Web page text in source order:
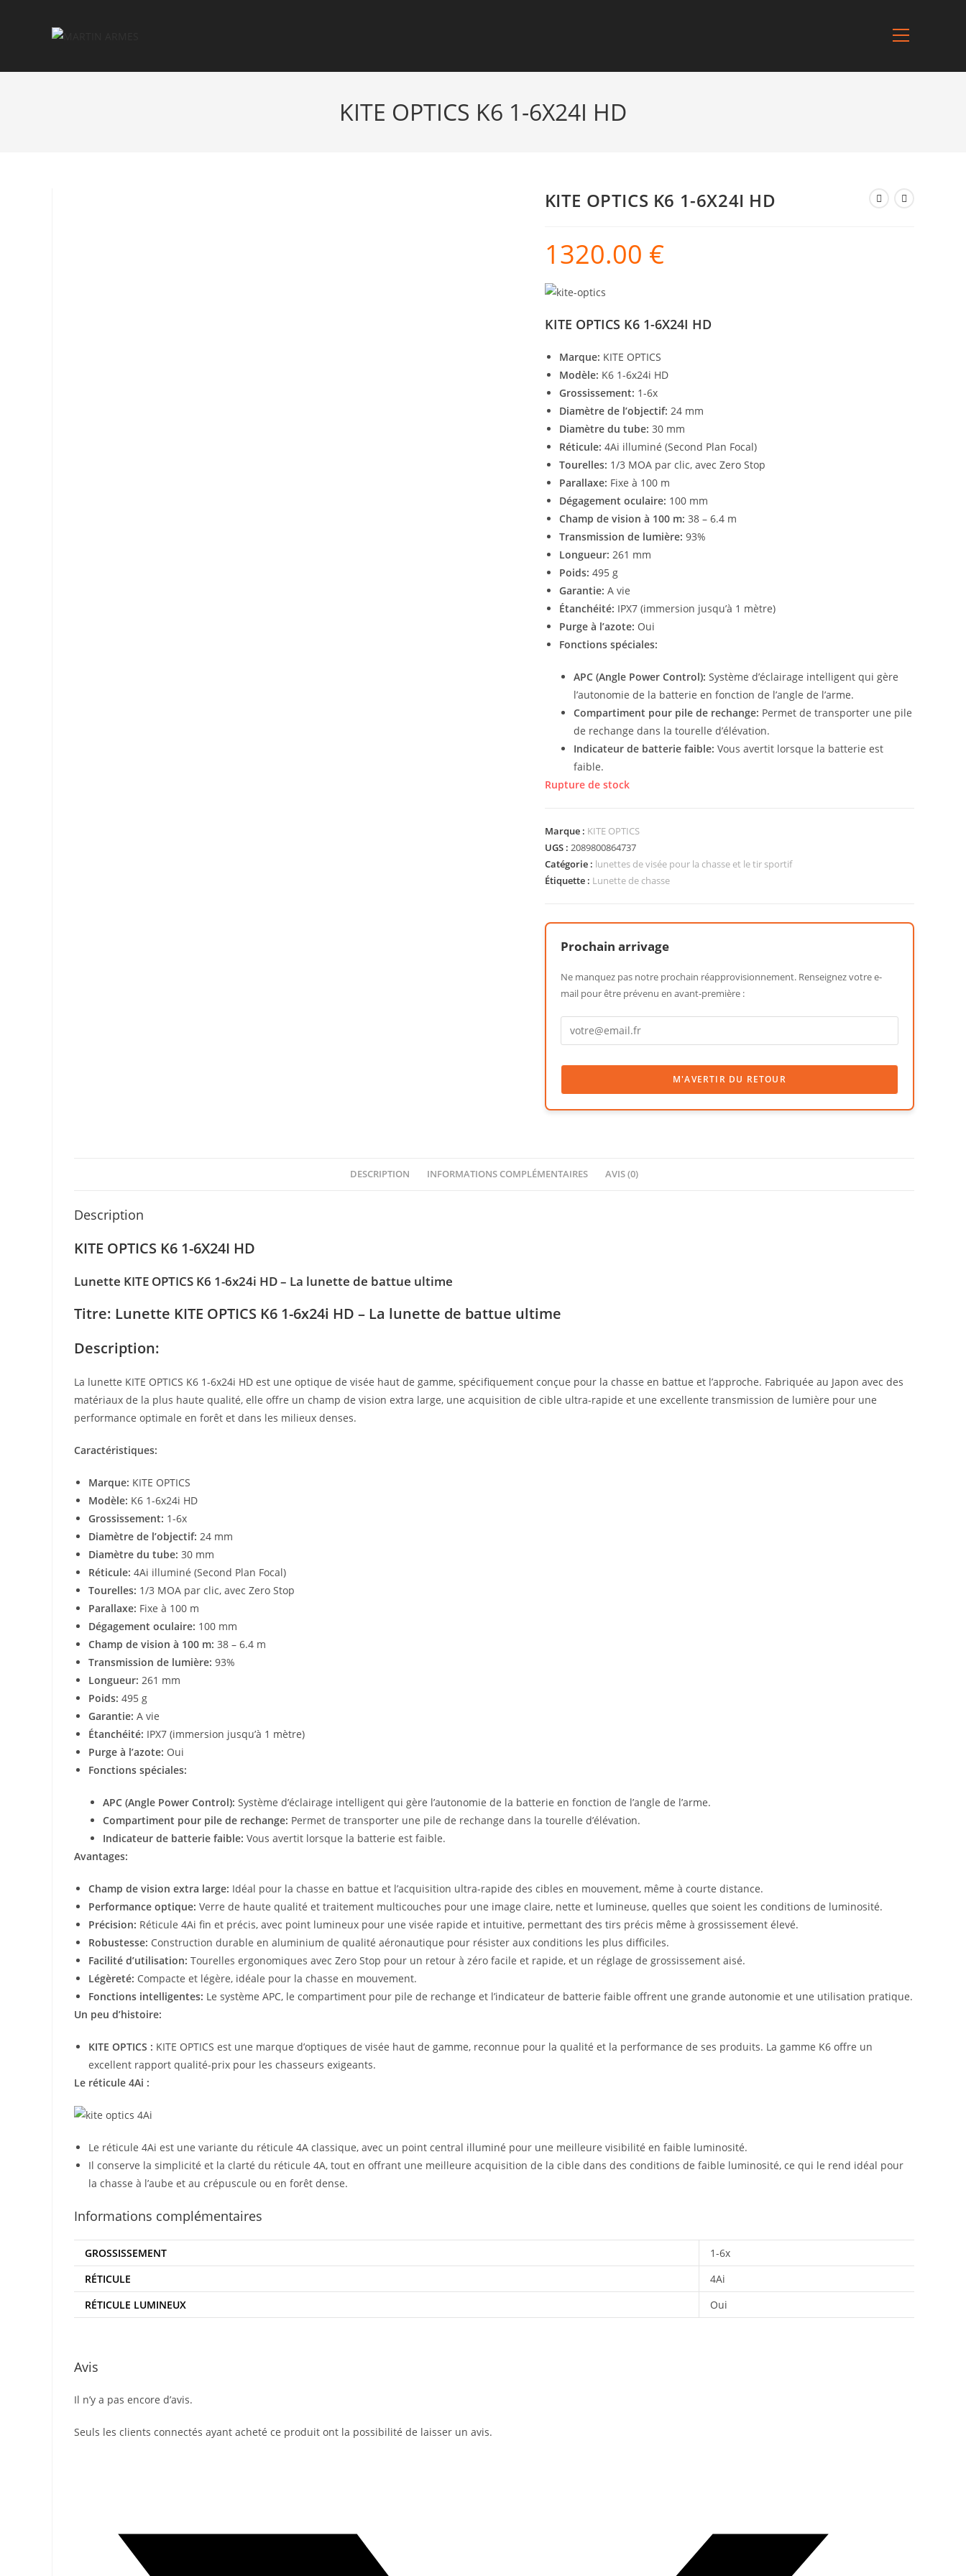
KITE OPTICS K6 1-6X24I HD
KITE OPTICS K6 1-6X24I HD
1320.00 €
KITE OPTICS K6 1-6X24I HD
Marque: KITE OPTICS
Modèle: K6 1-6x24i HD
Grossissement: 1-6x
Diamètre de l’objectif: 24 mm
Diamètre du tube: 30 mm
Réticule: 4Ai illuminé (Second Plan Focal)
Tourelles: 1/3 MOA par clic, avec Zero Stop
Parallaxe: Fixe à 100 m
Dégagement oculaire: 100 mm
Champ de vision à 100 m: 38 – 6.4 m
Transmission de lumière: 93%
Longueur: 261 mm
Poids: 495 g
Garantie: A vie
Étanchéité: IPX7 (immersion jusqu’à 1 mètre)
Purge à l’azote: Oui
Fonctions spéciales:
APC (Angle Power Control): Système d’éclairage intelligent qui gère
l’autonomie de la batterie en fonction de l’angle de l’arme.
Compartiment pour pile de rechange: Permet de transporter une pile
de rechange dans la tourelle d’élévation.
Indicateur de batterie faible: Vous avertit lorsque la batterie est
faible.
Rupture de stock
Marque : KITE OPTICS
UGS : 2089800864737
Catégorie : lunettes de visée pour la chasse et le tir sportif
Étiquette : Lunette de chasse
Prochain arrivage
Ne manquez pas notre prochain réapprovisionnement. Renseignez votre e-
mail pour être prévenu en avant-première :
DESCRIPTION INFORMATIONS COMPLÉMENTAIRES AVIS (0)
Description
KITE OPTICS K6 1-6X24I HD
Lunette KITE OPTICS K6 1-6x24i HD – La lunette de battue ultime
Titre: Lunette KITE OPTICS K6 1-6x24i HD – La lunette de battue ultime
Description:
La lunette KITE OPTICS K6 1-6x24i HD est une optique de visée haut de gamme, spécifiquement conçue pour la chasse en battue et l’approche. Fabriquée au Japon avec des
matériaux de la plus haute qualité, elle offre un champ de vision extra large, une acquisition de cible ultra-rapide et une excellente transmission de lumière pour une
performance optimale en forêt et dans les milieux denses.
Caractéristiques:
Marque: KITE OPTICS
Modèle: K6 1-6x24i HD
Grossissement: 1-6x
Diamètre de l’objectif: 24 mm
Diamètre du tube: 30 mm
Réticule: 4Ai illuminé (Second Plan Focal)
Tourelles: 1/3 MOA par clic, avec Zero Stop
Parallaxe: Fixe à 100 m
Dégagement oculaire: 100 mm
Champ de vision à 100 m: 38 – 6.4 m
Transmission de lumière: 93%
Longueur: 261 mm
Poids: 495 g
Garantie: A vie
Étanchéité: IPX7 (immersion jusqu’à 1 mètre)
Purge à l’azote: Oui
Fonctions spéciales:
APC (Angle Power Control): Système d’éclairage intelligent qui gère l’autonomie de la batterie en fonction de l’angle de l’arme.
Compartiment pour pile de rechange: Permet de transporter une pile de rechange dans la tourelle d’élévation.
Indicateur de batterie faible: Vous avertit lorsque la batterie est faible.
Avantages:
Champ de vision extra large: Idéal pour la chasse en battue et l’acquisition ultra-rapide des cibles en mouvement, même à courte distance.
Performance optique: Verre de haute qualité et traitement multicouches pour une image claire, nette et lumineuse, quelles que soient les conditions de luminosité.
Précision: Réticule 4Ai fin et précis, avec point lumineux pour une visée rapide et intuitive, permettant des tirs précis même à grossissement élevé.
Robustesse: Construction durable en aluminium de qualité aéronautique pour résister aux conditions les plus difficiles.
Facilité d’utilisation: Tourelles ergonomiques avec Zero Stop pour un retour à zéro facile et rapide, et un réglage de grossissement aisé.
Légèreté: Compacte et légère, idéale pour la chasse en mouvement.
Fonctions intelligentes: Le système APC, le compartiment pour pile de rechange et l’indicateur de batterie faible offrent une grande autonomie et une utilisation pratique.
Un peu d’histoire:
KITE OPTICS : KITE OPTICS est une marque d’optiques de visée haut de gamme, reconnue pour la qualité et la performance de ses produits. La gamme K6 offre un
excellent rapport qualité-prix pour les chasseurs exigeants.
Le réticule 4Ai :
Le réticule 4Ai est une variante du réticule 4A classique, avec un point central illuminé pour une meilleure visibilité en faible luminosité.
Il conserve la simplicité et la clarté du réticule 4A, tout en offrant une meilleure acquisition de la cible dans des conditions de faible luminosité, ce qui le rend idéal pour
la chasse à l’aube et au crépuscule ou en forêt dense.
Informations complémentaires
GROSSISSEMENT
1-6x
RÉTICULE
4Ai
RÉTICULE LUMINEUX
Oui
Avis
Il n’y a pas encore d’avis.
Seuls les clients connectés ayant acheté ce produit ont la possibilité de laisser un avis.